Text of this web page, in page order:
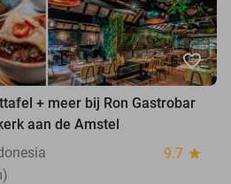
favorite_border
+ meer bij Ron Gastrobar
aan de Amstel
9.7 star